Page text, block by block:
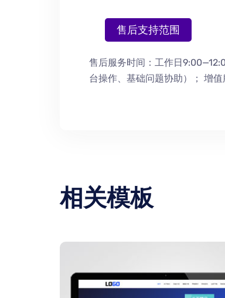
售后支持范围
售后服务时间：工作日
台操作、 基础问题协助） ； 增
相关模板